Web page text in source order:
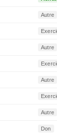
Autre
Autre
Autre
Autre
Don